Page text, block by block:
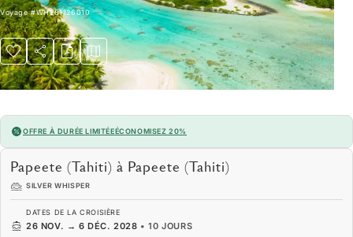
Voyage#WH281126010
OFFRE À DURÉE LIMITÉEÉCONOMISEZ 20%
Papeete (Tahiti) à Papeete (Tahiti)
SILVER WHISPER
DATES DE LA CROISIÈRE
26 NOV. → 6 DÉC. 2028 •10 JOURS